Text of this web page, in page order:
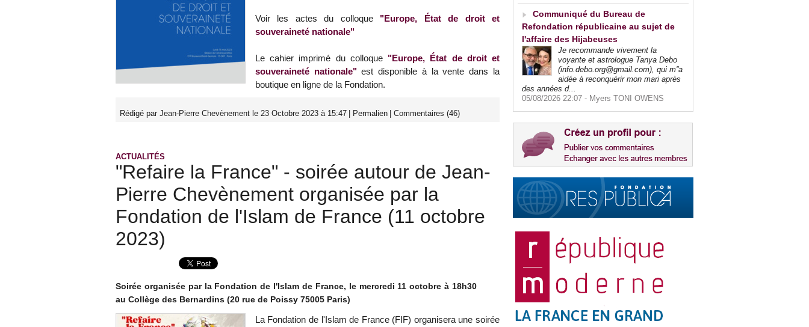
Voir les actes du colloque "Europe, État de droit et
souveraineté nationale"
Le cahier imprimé du colloque "Europe, État de droit et
souveraineté nationale"est disponible à la vente dans la
boutique en ligne de la Fondation.
Rédigé par Jean-Pierre Chevènement le 23 Octobre 2023 à 15:47 Permalien Commentaires (46)
ACTUALITÉS
"Refaire la France" - soirée autour de Jean-
Pierre Chevènement organisée par la
Fondation de l'Islam de France (11 octobre
2023)
Soirée organisée par la Fondation de l'Islam de France, le mercredi 11 octobre à 18h30
au Collège des Bernardins (20 rue de Poissy 75005 Paris)
La Fondation de l'Islam de France (FIF) organisera une soirée
Communiqué du Bureau de
Refondation républicaine au sujet de
l'affaire des Hijabeuses
Je recommande vivement la
voyante et astrologue Tanya Debo
(info.debo.org@gmail.com), qui m''a
aidée à reconquérir mon mari après
des années d...
05/08/2026 22:07 - Myers TONI OWENS